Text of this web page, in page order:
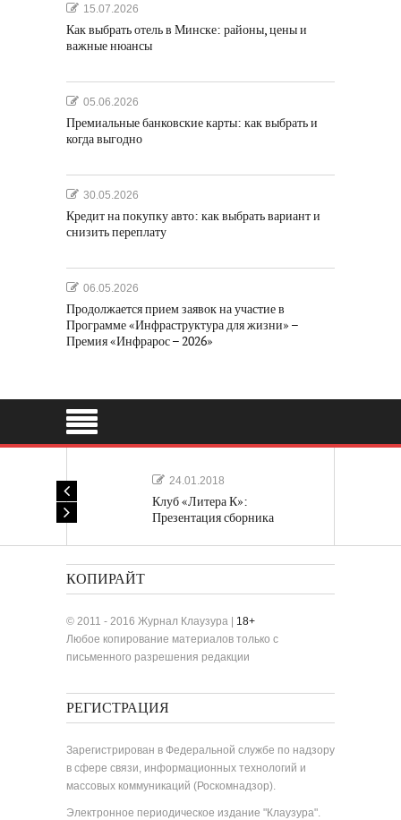
15.07.2026
Как выбрать отель в Минске: районы, цены и
важные нюансы
05.06.2026
Премиальные банковские карты: как выбрать и
когда выгодно
30.05.2026
Кредит на покупку авто: как выбрать вариант и
снизить переплату
06.05.2026
Продолжается прием заявок на участие в
Программе «Инфраструктура для жизни» –
Премия «Инфрарос – 2026»
24.01.2018
Клуб «Литера К»:
Презентация сборника
КОПИРАЙТ
© 2011 - 2016 Журнал Клаузура | 18+
Любое копирование материалов только с
письменного разрешения редакции
РЕГИСТРАЦИЯ
Зарегистрирован в Федеральной службе по надзору
в сфере связи, информационных технологий и
массовых коммуникаций (Роскомнадзор).
Электронное периодическое издание "Клаузура".